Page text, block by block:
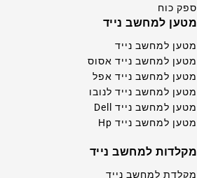
ספק כוח
מטען למחשב נייד
מטען למחשב נייד
מטען למחשב נייד אסוס
מטען למחשב נייד אפל
מטען למחשב נייד לנובו
מטען למחשב נייד Dell
מטען למחשב נייד Hp
מקלדות למחשב נייד
מקלדת למחשב נייד